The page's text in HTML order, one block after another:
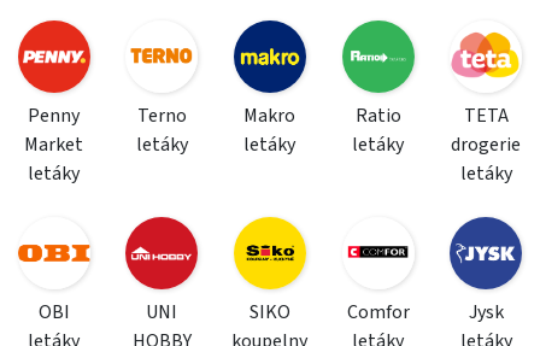
Penny
Market
letáky
Terno
letáky
Makro
letáky
Ratio
letáky
TETA
drogerie
letáky
OBI
UNI
SIKO
Comfor
Jysk